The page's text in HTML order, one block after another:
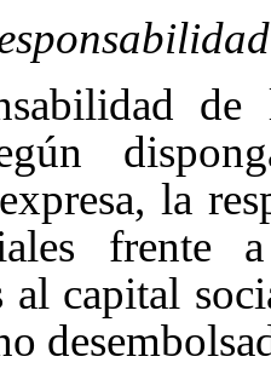
la
frente
al capital